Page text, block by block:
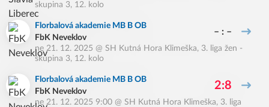
skupina 3, 12. kolo
Florbalová akademie MB B OB
FbK Neveklov
– : –
ne 21. 12. 2025 @ SH Kutná Hora Klimeška, 3. liga žen -
skupina 3, 12. kolo
Florbalová akademie MB B OB
FbK Neveklov
2:8
ne 21. 12. 2025 9:00 @ SH Kutná Hora Klimeška, 3. liga